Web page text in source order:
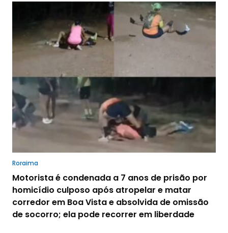
Roraima
Motorista é condenada a 7 anos de prisão por
homicídio culposo após atropelar e matar
corredor em Boa Vista e absolvida de omissão
de socorro; ela pode recorrer em liberdade